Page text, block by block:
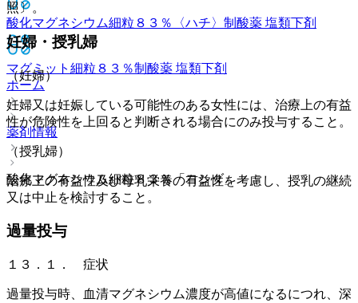
酸化マグネシウム細粒８３％〈ハチ〉 制酸薬 塩類下剤
マグミット細粒８３％制酸薬 塩類下剤
ホーム
薬剤情報
酸化マグネシウム細粒８３％「ヨシダ」
照〕。
妊婦・授乳婦
（妊婦）
妊婦又は妊娠している可能性のある女性には、治療上の有益
性が危険性を上回ると判断される場合にのみ投与すること。
（授乳婦）
治療上の有益性及び母乳栄養の有益性を考慮し、授乳の継続
又は中止を検討すること。
過量投与
１３．１． 症状
過量投与時、血清マグネシウム濃度が高値になるにつれ、深